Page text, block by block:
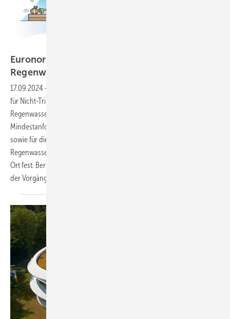
Euronorm zur Vor‑Ort‑Nutzung von
Regenwasser
17.09.2024 -
für Nicht-Trinkwasser – Teil 1: Anlagen für die Verwendung von
Regenwasser“ in einer neuen Fassung veröffentlicht. Die Norm legt
Mindest­anforderungen für die Planung und Bemessung, den Einbau
sowie für die Kennzeichnung, Inbetrieb­nahme und Wartung von
Regenwassernutzungsanlagen zur Verwendung von Regenwasser vor
Ort fest. Bernd Ishorst fasst die wesentlichen Änderungen gegenüber
der Vorgängerversion vom Juni 2018